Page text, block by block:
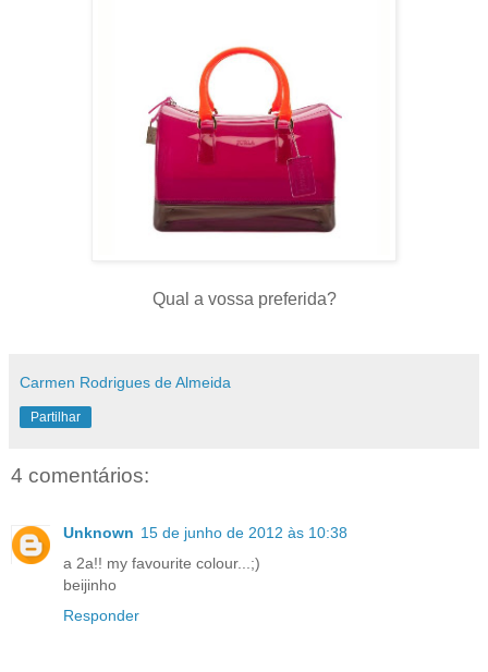
Qual a vossa preferida?
Carmen Rodrigues de Almeida
Partilhar
4 comentários:
Unknown 15 de junho de 2012 às 10:38
a 2a!! my favourite colour...;)
beijinho
Responder